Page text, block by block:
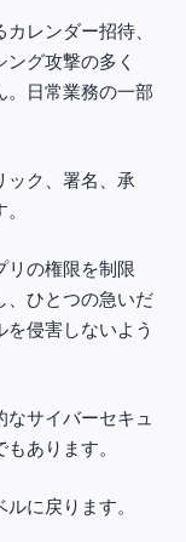
レンダー招待、
グ攻撃の多く
。日常業務の一部
ック、署名、承
リの権限を制限
、ひとつの急いだ
侵害しないよう
サイバーセキュ
あります。
に戻ります。